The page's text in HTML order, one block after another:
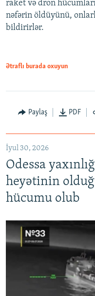
raket və dron
nəfərin öldüyünü,
bildirirlər.
Ətraflı burada oxuyun
Paylaş PDF
İyul 30, 2026
Odessa
heyətinin
hücumu olub